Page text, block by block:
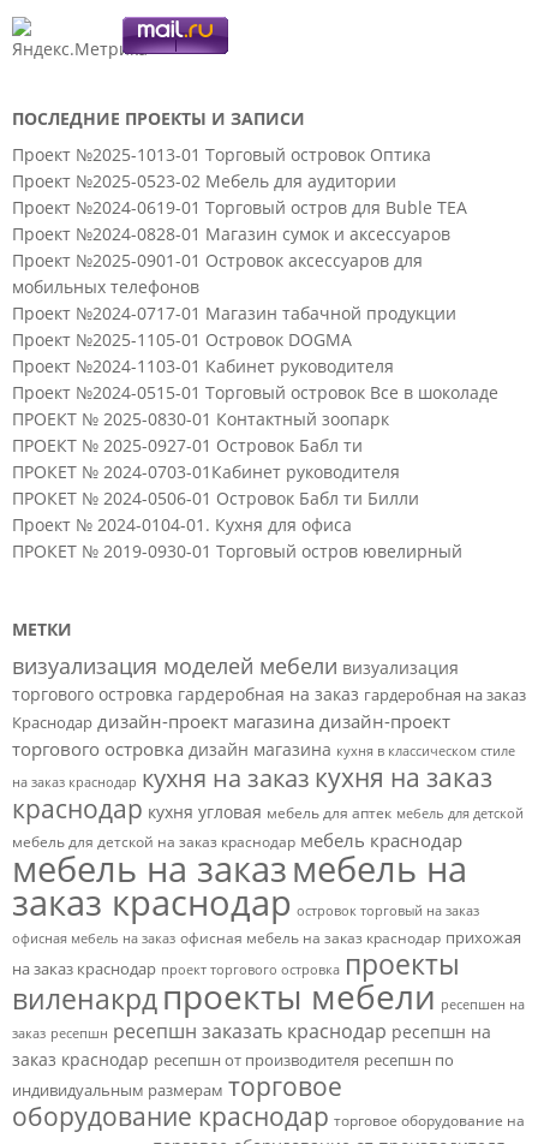
ПОСЛЕДНИЕ ПРОЕКТЫ И ЗАПИСИ
Проект №2025-1013-01 Торговый островок Оптика
Проект №2025-0523-02 Мебель для аудитории
Проект №2024-0619-01 Торговый остров для Buble TEA
Проект №2024-0828-01 Магазин сумок и аксессуаров
Проект №2025-0901-01 Островок аксессуаров для
мобильных телефонов
Проект №2024-0717-01 Магазин табачной продукции
Проект №2025-1105-01 Островок DOGMA
Проект №2024-1103-01 Кабинет руководителя
Проект №2024-0515-01 Торговый островок Все в шоколаде
ПРОЕКТ № 2025-0830-01 Контактный зоопарк
ПРОЕКТ № 2025-0927-01 Островок Бабл ти
ПРОКЕТ № 2024-0703-01Кабинет руководителя
ПРОКЕТ № 2024-0506-01 Островок Бабл ти Билли
Проект № 2024-0104-01. Кухня для офиса
ПРОКЕТ № 2019-0930-01 Торговый остров ювелирный
МЕТКИ
визуализация моделей мебели визуализация
торгового островка гардеробная на заказ гардеробная на заказ
Краснодар дизайн-проект магазина дизайн-проект
торгового островка дизайн магазина кухня в классическом стиле
на заказ краснодар кухня на заказ кухня на заказ
краснодар кухня угловая мебель для аптек мебель для детской
мебель для детской на заказ краснодар мебель краснодар
мебель на заказмебель на
заказ краснодар островок торговый на заказ
офисная мебель на заказ офисная мебель на заказ краснодар прихожая
на заказ краснодар проект торгового островка проекты
виленакрдпроекты мебели ресепшен на
заказ ресепшн ресепшн заказать краснодар ресепшн на
заказ краснодар ресепшн от производителя ресепшн по
индивидуальным размерам торговое
оборудование краснодар торговое оборудование на